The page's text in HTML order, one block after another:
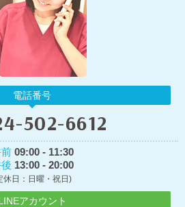
電話番号
502-6612
09:00 - 11:30
13:00 - 20:00
休日：日曜・祝日)
アカウント